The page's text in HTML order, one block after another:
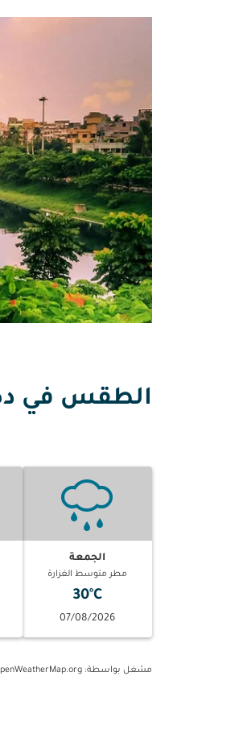
الطقس في
الجمعة
مطر متوسط الغزارة
30°C
07/08/2026
مشغل بواسطة: OpenWeatherMap.org